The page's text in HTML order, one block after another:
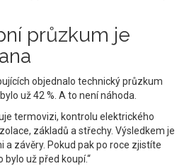
průzkum je
objednalo technický průzkum
už 42 %. A to není náhoda.
termovizi, kontrolu elektrického
základů a střechy. Výsledkem je
závěry. Pokud pak po roce zjistíte
bylo už před koupí.“